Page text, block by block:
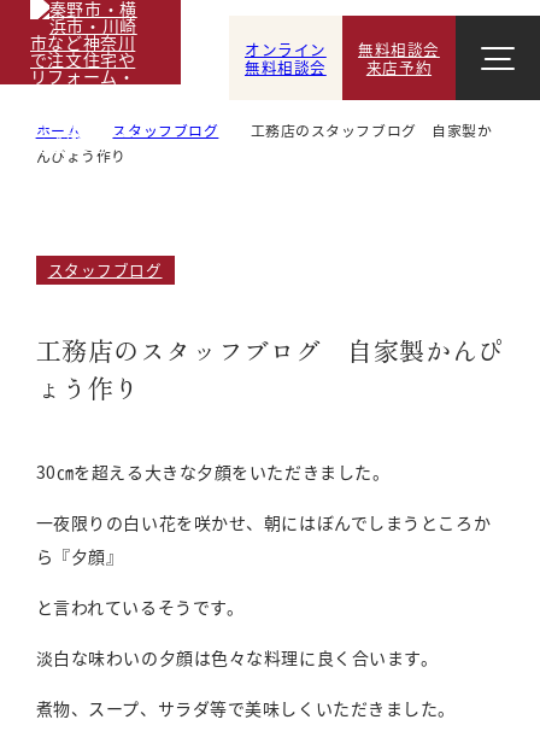
オンライン
無料相談会
無料相談会
来店予約
ホーム スタッフブログ
工務店のスタッフブログ 自家製か
んぴょう作り
スタッフブログ
工務店のスタッフブログ 自家製かんぴ
ょう作り
30㎝を超える大きな夕顔をいただきました。
一夜限りの白い花を咲かせ、朝にはぼんでしまうところか
ら『夕顔』
と言われているそうです。
淡白な味わいの夕顔は色々な料理に良く合います。
煮物、スープ、サラダ等で美味しくいただきました。